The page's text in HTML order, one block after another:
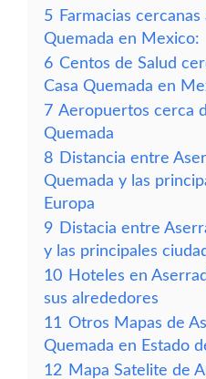
5 Farmacias
Quemada en Mexico:
6 Centos de Salud
Casa Quemada en
7 Aeropuertos cerca
Quemada
8 Distancia entre
Quemada y las
Europa
9 Distacia entre
y las principales
10 Hoteles en
sus alrededores
11 Otros Mapas de
Quemada en Estado
12 Mapa Satelite de